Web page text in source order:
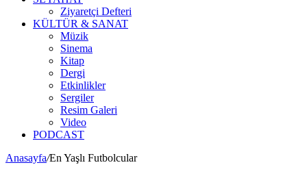
Ziyaretçi Defteri
KÜLTÜR & SANAT
Müzik
Sinema
Kitap
Dergi
Etkinlikler
Sergiler
Resim Galeri
Video
PODCAST
Anasayfa/En Yaşlı Futbolcular